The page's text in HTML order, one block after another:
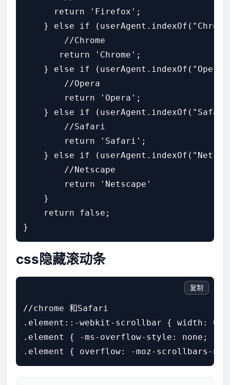
      return 'Firefox';
} else if
        //Chrome
       return 'Chrome';
} else if
        //Opera
        return 'Opera';
} else if
        //Safari
        return 'Safari';
} else if
        //Netscape
        return 'Netscape'
    }
    return false;
css隐藏滚动条
//chrome 和Safari
.element::-webkit-scrollbar { width: 0
.element { -ms-overflow-style: none; }
复制